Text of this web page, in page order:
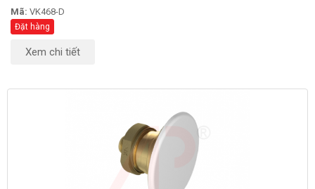
Mã: VK468-D
Đặt hàng
Xem chi tiết